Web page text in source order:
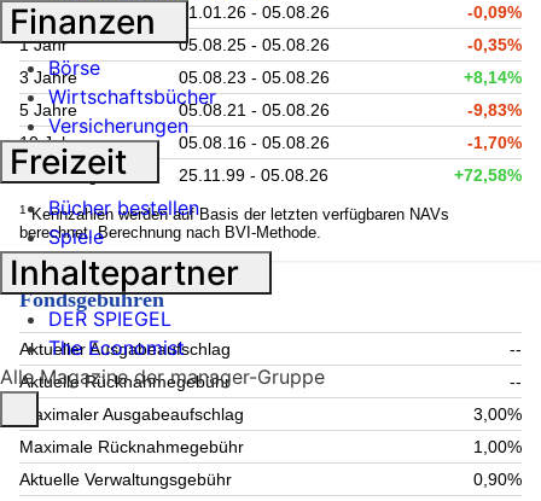
Lfd. Jahr (YTD)
01.01.26 - 05.08.26
-0,09%
1 Jahr
05.08.25 - 05.08.26
-0,35%
3 Jahre
05.08.23 - 05.08.26
+8,14%
5 Jahre
05.08.21 - 05.08.26
-9,83%
10 Jahre
05.08.16 - 05.08.26
-1,70%
seit Auflage
25.11.99 - 05.08.26 +72,58%
1 Kennzahlen werden auf Basis der letzten verfügbaren NAVs
berechnet. Berechnung nach BVI-Methode.
Fondsgebühren
Aktueller Ausgabeaufschlag
--
Aktuelle Rücknahmegebühr
--
Maximaler Ausgabeaufschlag
3,00%
Maximale Rücknahmegebühr
1,00%
Aktuelle Verwaltungsgebühr
0,90%
Finanzen
Börse
Wirtschaftsbücher
Versicherungen
Freizeit
Bücher bestellen
Spiele
Inhaltepartner
DER SPIEGEL
The Economist
Alle Magazine der manager-Gruppe